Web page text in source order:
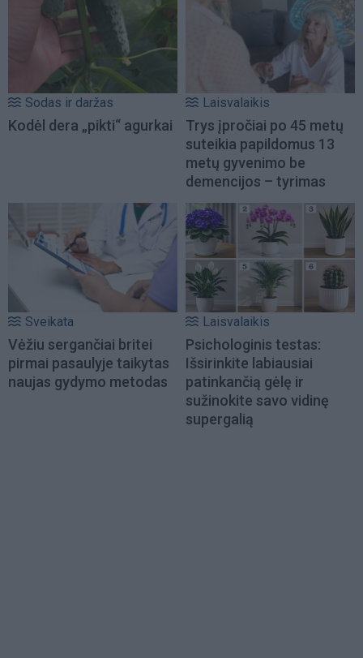
Sodas ir daržas
Kodėl dera „pikti“ agurkai
Laisvalaikis
Trys įpročiai po 45 metų
suteikia papildomus 13
metų gyvenimo be
demencijos – tyrimas
Sveikata
Vėžiu sergančiai britei
pirmai pasaulyje taikytas
naujas gydymo metodas
Laisvalaikis
Psichologinis testas:
Išsirinkite labiausiai
patinkančią gėlę ir
sužinokite savo vidinę
supergalią